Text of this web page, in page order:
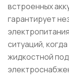
встроенных
гарантирует
ситуаций,
жидкостной